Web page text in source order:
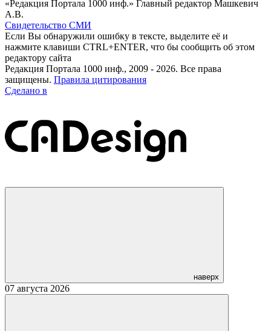
«Редакция Портала 1000 инф.» Главный редактор Машкевич
А.В.
Свидетельство СМИ
Если Вы обнаружили ошибку в тексте, выделите её и
нажмите клавиши CTRL+ENTER, что бы сообщить об этом
редактору сайта
Редакция Портала 1000 инф., 2009 - 2026. Все права
защищены. Правила цитирования
Сделано в
наверх
07 августа 2026